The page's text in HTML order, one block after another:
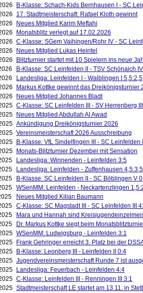
B-Klasse: Schach-Kids Bernhausen I - SC
17. Stadtmeisterschaft: Rafael Kloth gewinnt
Neues Mitglied Karim Meftahi
Monatsblitz verlegt auf 17.02.2026
C-Klasse: SGem Vaihingen/Rohr IV - SC
Neues Mitglied Lukas Heintel
Blitzturnier startet mit 10 Spielern ins neue
B-Klasse: SC Leinfelden II - TSV Schönaich
Landesliga: Leinfelden I - Waiblingen I 5,5:2,5
Markus Kottke gewinnt das Dreikönigsturnier
Neues Mitglied Johannes Bladt
C-Klasse: SC Leinfelden III - SV Herrenberg
Neues Mitglied Abdullah Al Awad
Ankündigung Dreikönigsturnier 2026
Vereinsmeisterschaft 2026 Ausschreibung
B-Klasse: VfL Sindelfingen III - SC Leinfelden
Monats-Blitzturnier Dezember mit Sensation
Landesliga: Winnenden - Leinfelden 3:5
Landesliga: Leinfelden - Zuffenhausen 4,5:3,5
B-Klasse: SC Leinfelden II - SC Böblingen V
WSenMM: Leinfelden - Neckartenzlingen
Neues Mitglied Kilian Baumann
C-Klasse: SC Magstadt III - SC Leinfelden III
Mara und Hannah sind
Dr. Markus Kottke siegt beim
WSenMM: Ludwigsburg - Leinfelden 3:1
Frank Gehringer erreicht 3. Platz bei der
B-Klasse: Leonberg III - Leinfelden II 0:4
Jugendvereinsmeisterschaft Runde 7 ist
Landesliga: Feuerbach - Leinfelden 4:4
C-Klasse: Leinfelden III - Renningen III 3:1
Stadtmeisterschaft LE startet am 13.11. in